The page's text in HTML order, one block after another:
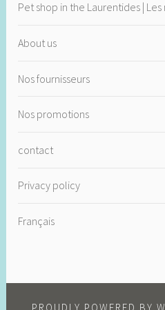
Pet shop in the Laurentides |
About us
Nos fournisseurs
Nos promotions
contact
Privacy policy
Français